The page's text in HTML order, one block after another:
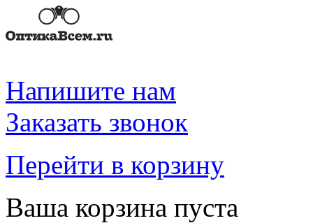
Напишите нам
Заказать звонок
Перейти в корзину
Ваша корзина пуста